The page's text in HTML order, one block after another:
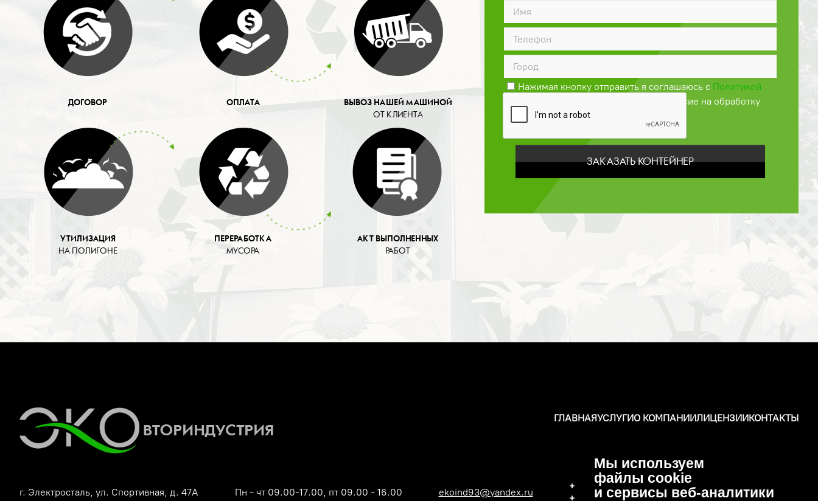
Мы используем
файлы cookie
и сервисы веб-аналитики
ДОГОВОР ОПЛАТА
ВЫВОЗ НАШЕЙ МАШИНОЙ
ОТ КЛИЕНТА
УТИЛИЗАЦИЯ
НА ПОЛИГОНЕ
ПЕРЕРАБОТКА
МУСОРА
АКТ ВЫПОЛНЕННЫХ
РАБОТ
Нажимая кнопку отправить я соглашаюсь с Политикой
и даю своё согласие на обработку
персональных данных
ЗАКАЗАТЬ КОНТЕЙНЕР
ГЛАВНАЯУСЛУГИО КОМПАНИИЛИЦЕНЗИИКОНТАКТЫ
г. Электросталь, ул. Спортивная, д. 47А Пн - чт 09.00-17.00, пт 09.00 - 16.00 ekoind93@yandex.ru
+7 (496) 570-37-15
+7 (919) 776-04-79